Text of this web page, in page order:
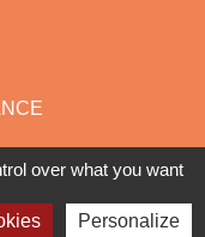
over what you want
Personalize